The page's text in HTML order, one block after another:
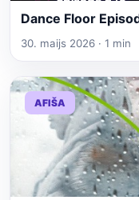
Dance Floor
30. maijs 2026 · 1 min
AFIŠA